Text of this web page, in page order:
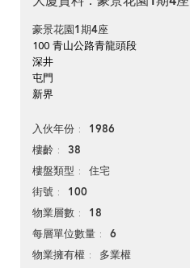
豪景花園1期4座
100 青山公路青龍頭段
深井
屯門
新界
入伙年份 1986
樓齡 38
樓盤類型 住宅
街號 100
物業層數 18
每層單位數量 6
物業擁有權 多業權